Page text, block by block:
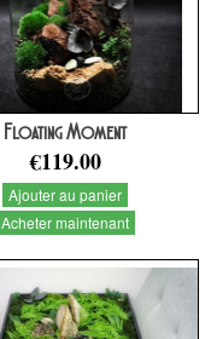
Floating Moment
€119.00
Ajouter au panier
Acheter maintenant